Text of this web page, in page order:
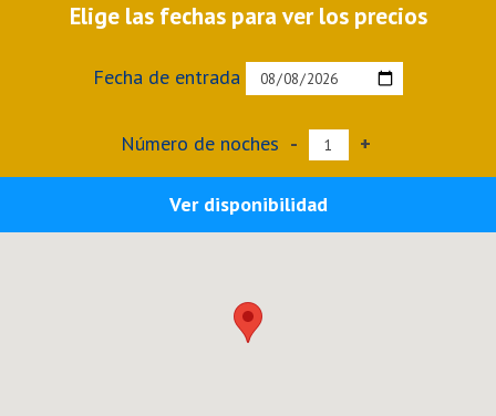
Elige las fechas para ver los precios
Fecha de entrada
Número de noches - +
Ver disponibilidad